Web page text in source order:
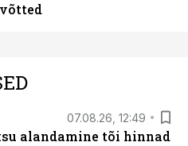
07.08.26, 12:49
alandamine tõi hinnad